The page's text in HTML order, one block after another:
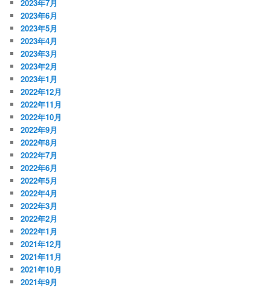
2023年7月
2023年6月
2023年5月
2023年4月
2023年3月
2023年2月
2023年1月
2022年12月
2022年11月
2022年10月
2022年9月
2022年8月
2022年7月
2022年6月
2022年5月
2022年4月
2022年3月
2022年2月
2022年1月
2021年12月
2021年11月
2021年10月
2021年9月